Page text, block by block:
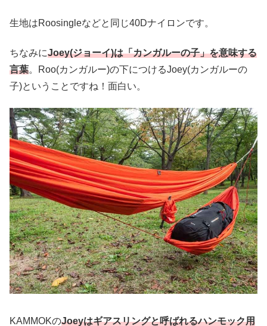
生地はRoosingleなどと同じ40Dナイロンです。
ちなみにJoey(ジョーイ)は「カンガルーの子」を意味する
言葉。Roo(カンガルー)の下につけるJoey(カンガルーの
子)ということですね！面白い。
KAMMOKのJoeyはギアスリングと呼ばれるハンモック用